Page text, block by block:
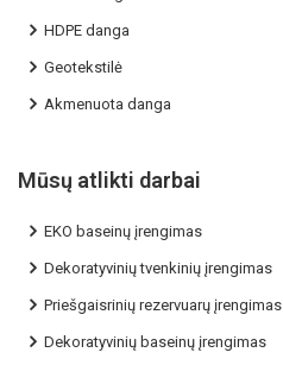
HDPE danga
Geotekstilė
Akmenuota danga
Mūsų atlikti darbai
EKO baseinų įrengimas
Dekoratyvinių tvenkinių įrengimas
Priešgaisrinių rezervuarų įrengimas
Dekoratyvinių baseinų įrengimas